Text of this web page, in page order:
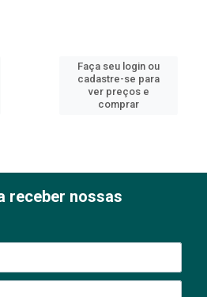
Faça seu login ou
cadastre-se para
ver preços e
comprar
receber nossas